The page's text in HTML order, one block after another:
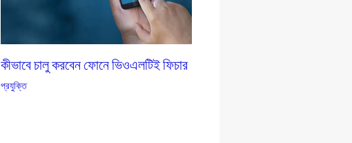
কীভাবে চালু করবেন ফোনে ভিওএলটিই ফিচার
প্রযুক্তি